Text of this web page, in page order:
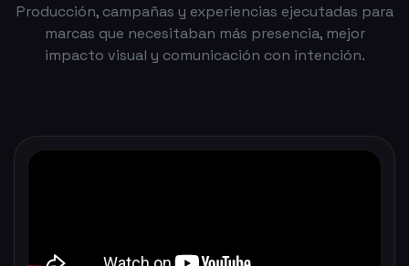
Producción, campañas y experiencias ejecutadas para
marcas que necesitaban más presencia, mejor
impacto visual y comunicación con intención.